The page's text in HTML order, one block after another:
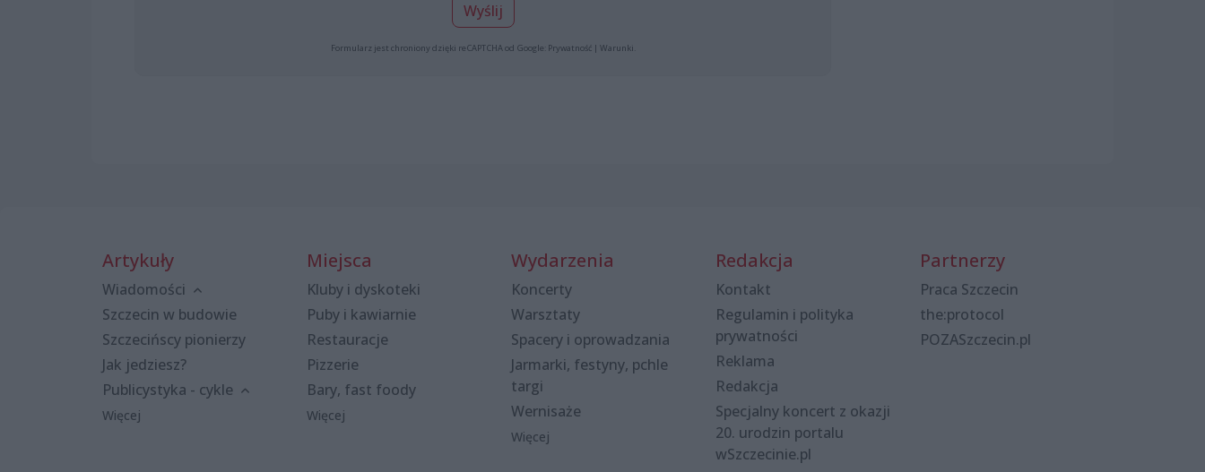
Wyślij
Formularz jest chroniony dzięki reCAPTCHA od Google: Prywatność| Warunki
Artykuły
Wiadomości
Szczecin w budowie
Szczecińscy pionierzy
Jak jedziesz?
Publicystyka - cykle
Więcej
Miejsca
Kluby i dyskoteki
Puby i kawiarnie
Restauracje
Pizzerie
Bary, fast foody
Więcej
Wydarzenia
Koncerty
Warsztaty
Spacery i oprowadzania
Jarmarki, festyny, pchle
targi
Wernisaże
Więcej
Redakcja
Kontakt
Regulamin i polityka
prywatności
Reklama
Redakcja
Specjalny koncert z okazji
20. urodzin portalu
wSzczecinie.pl
Partnerzy
Praca Szczecin
the:protocol
POZASzczecin.pl